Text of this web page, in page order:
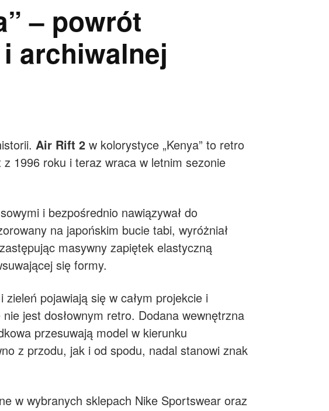
– powrót
archiwalnej
Air Rift 2 w kolorystyce „Kenya” to retro
1996 roku i teraz wraca w letnim sezonie
i bezpośrednio nawiązywał do
na japońskim bucie tabi, wyróżniał
masywny zapiętek elastyczną
się formy.
pojawiają się w całym projekcie i
jest dosłownym retro. Dodana wewnętrzna
przesuwają model w kierunku
z przodu, jak i od spodu, nadal stanowi znak
w wybranych sklepach Nike Sportswear oraz